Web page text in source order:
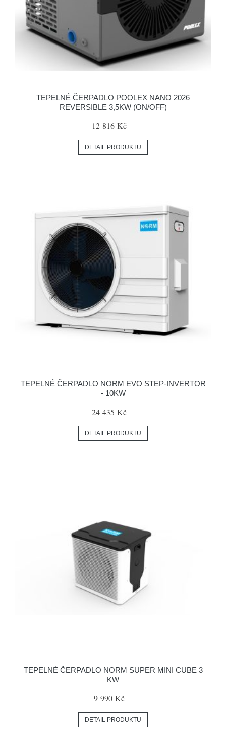
TEPELNÉ ČERPADLO POOLEX NANO 2026
REVERSIBLE 3,5KW (ON/OFF)
12 816 Kč
DETAIL PRODUKTU
TEPELNÉ ČERPADLO NORM EVO STEP-INVERTOR
- 10KW
24 435 Kč
DETAIL PRODUKTU
TEPELNÉ ČERPADLO NORM SUPER MINI CUBE 3
KW
9 990 Kč
DETAIL PRODUKTU